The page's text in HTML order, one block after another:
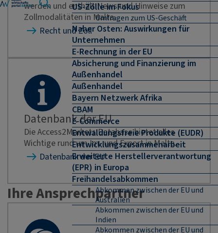
US-Zölle im Fokus
Umfragen zum US-Geschäft
Naher Osten: Auswirkungen für
Unternehmen
E-Rechnung in der EU
Absicherung und Finanzierung im
Außenhandel
Außenhandel
Bayern Netzwerk Afrika
CBAM
E-Commerce
Entwaldungsfreie Produkte (EUDR)
Entwicklungszusammenarbeit
Erweiterte Herstellerverantwortung
(EPR) in Europa
Freihandelsabkommen
Abkommen zwischen der EU und
Australien
Abkommen zwischen der EU und
Indien
Abkommen zwischen der EU und
werden und enthält News und Hinweise zum
Zollmodalitäten in Malta.
Recht und Zoll
Datenbank der EU
Die Access2Markets Database bietet alles
Wichtige rund um Im- und Export in Malta.
Datenbank der EU
Ihre Ansprechpartner